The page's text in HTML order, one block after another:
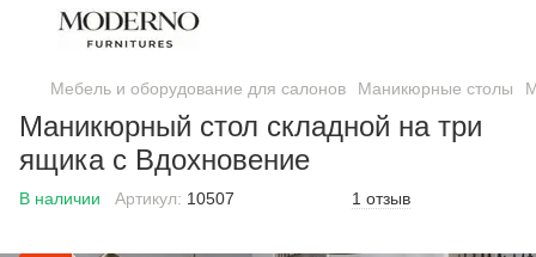
Мебель и оборудование для салонов Маникюрные столы
Маникюрный стол складной на три
ящика с Вдохновение
В наличии Артикул: 10507 1 отзыв